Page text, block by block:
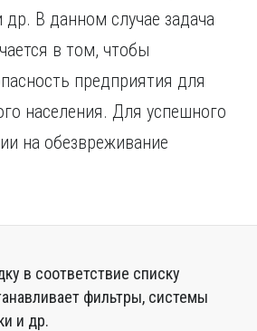
В данном случае задача
в том, чтобы
предприятия для
населения. Для успешного
на обезвреживание
в соответствие списку
фильтры, системы
и др.